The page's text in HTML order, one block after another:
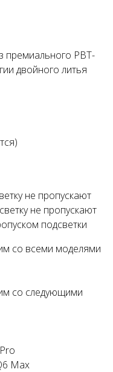
премиального PBT-
двойного литья
не пропускают
не пропускают
подсветки
со всеми моделями
со следующими
Max